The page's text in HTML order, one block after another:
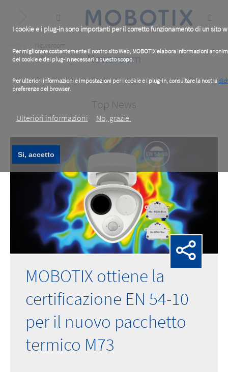
I cookie e i plug-in sono importanti per il corretto funzionamento di un sito
Per migliorare costantemente il nostro sito Web, MOBOTIX elabora informazioni
dei cookie e dei plug-in necessari a questo scopo.
Per ulteriori informazioni e impostazioni per i cookie e i plug-in, consultare la nostra
preferenze del browser.
Ulteriori informazioni
No, grazie.
Si, accetto
content
Breadcrumb
Newsroom
Newsroom
Top News
MOBOTIX ottiene la
certificazione EN 54-10
per il nuovo pacchetto
termico M73